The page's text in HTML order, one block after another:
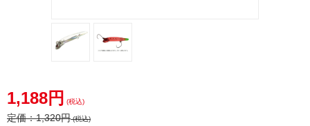
1,188円 (税込)
定価：1,320円(税込)